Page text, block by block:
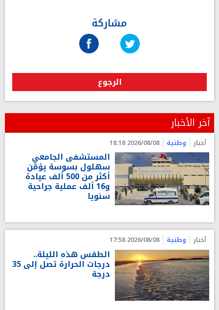
مشاركة
الرجوع
آخر الأخبار
أخبار وطنية 2026/08/08 18:18
المستشفى الجامعي
سهلول بسوسة يؤمّن
أكثر من 500 ألف عيادة
و16 ألف عملية جراحية
سنويا
أخبار وطنية 2026/08/08 17:58
الطقس هذه الليلة..
درجات الحرارة تصل إلى 35
درجة